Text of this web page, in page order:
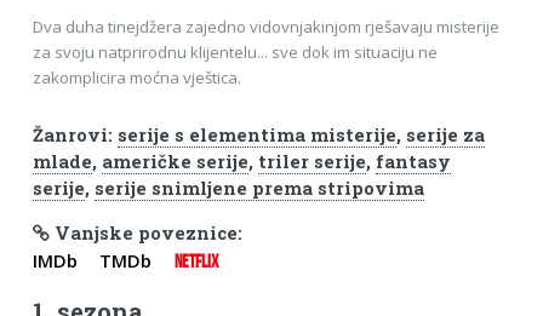
Dva duha tinejdžera zajedno vidovnjakinjom rješavaju misterije
za svoju natprirodnu klijentelu... sve dok im situaciju ne
zakomplicira moćna vještica.
Žanrovi: serije s elementima misterije, serije za
mlade, američke serije, triler serije, fantasy
serije, serije snimljene prema stripovima
Vanjske poveznice:
IMDb TMDb NETFLIX